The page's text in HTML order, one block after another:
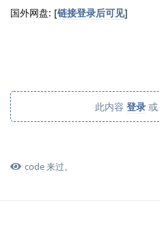
国外网盘: [链接登录后可见]
此内容 登录 或
code来过。